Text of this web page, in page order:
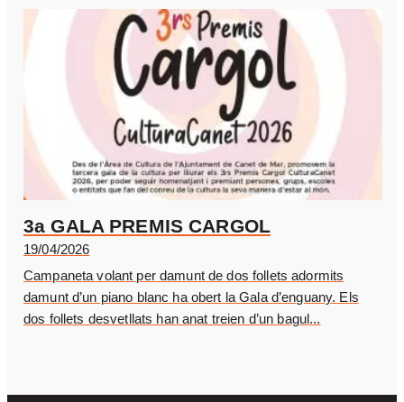
3a GALA PREMIS CARGOL
19/04/2026
Campaneta volant per damunt de dos follets adormits
damunt d’un piano blanc ha obert la Gala d’enguany. Els
dos follets desvetllats han anat treien d’un bagul...